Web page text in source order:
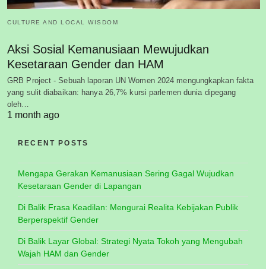
CULTURE AND LOCAL WISDOM
Aksi Sosial Kemanusiaan Mewujudkan
Kesetaraan Gender dan HAM
GRB Project - Sebuah laporan UN Women 2024 mengungkapkan fakta
yang sulit diabaikan: hanya 26,7% kursi parlemen dunia dipegang
oleh…
1 month ago
RECENT POSTS
Mengapa Gerakan Kemanusiaan Sering Gagal Wujudkan
Kesetaraan Gender di Lapangan
Di Balik Frasa Keadilan: Mengurai Realita Kebijakan Publik
Berperspektif Gender
Di Balik Layar Global: Strategi Nyata Tokoh yang Mengubah
Wajah HAM dan Gender